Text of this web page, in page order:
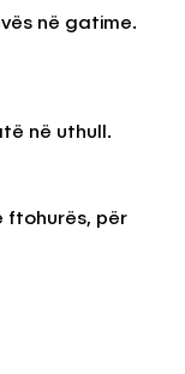
në gatime.
në uthull.
ftohurës, për